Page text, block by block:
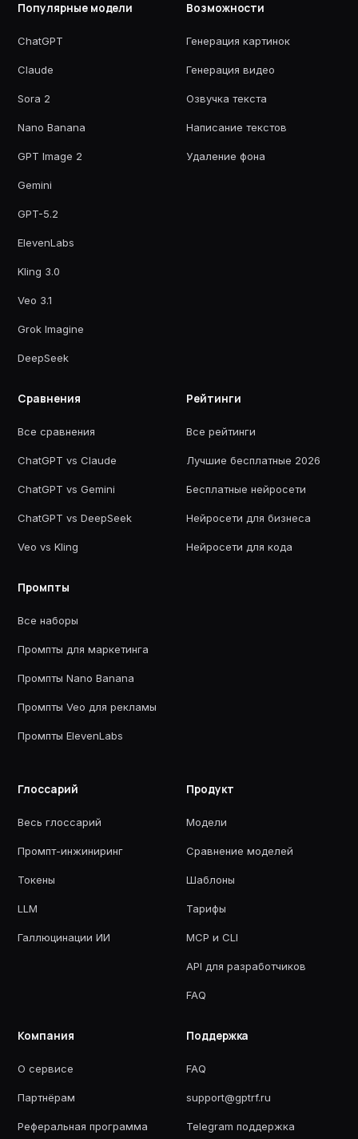
Популярные модели
ChatGPT
Claude
Sora 2
Nano Banana
GPT Image 2
Gemini
GPT-5.2
ElevenLabs
Kling 3.0
Veo 3.1
Grok Imagine
DeepSeek
Возможности
Генерация картинок
Генерация видео
Озвучка текста
Написание текстов
Удаление фона
Сравнения
Все сравнения
ChatGPT vs Claude
ChatGPT vs Gemini
ChatGPT vs DeepSeek
Veo vs Kling
Рейтинги
Все рейтинги
Лучшие бесплатные 2026
Бесплатные нейросети
Нейросети для бизнеса
Нейросети для кода
Промпты
Все наборы
Промпты для маркетинга
Промпты Nano Banana
Промпты Veo для рекламы
Промпты ElevenLabs
Глоссарий
Весь глоссарий
Промпт-инжиниринг
Токены
LLM
Галлюцинации ИИ
Продукт
Модели
Сравнение моделей
Шаблоны
Тарифы
MCP и CLI
API для разработчиков
FAQ
Компания
О сервисе
Партнёрам
Реферальная программа
Поддержка
FAQ
support@gptrf.ru
Telegram поддержка